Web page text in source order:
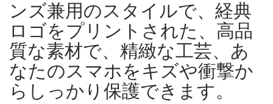
ンズ兼用のスタイルで、経典
ロゴをプリントされた、高品
質な素材で、精緻な工芸、あ
なたのスマホをキズや衝撃か
らしっかり保護できます。